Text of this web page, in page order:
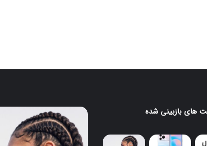
های بازبینی شده
ایرباد
CMF
Clip
Pro